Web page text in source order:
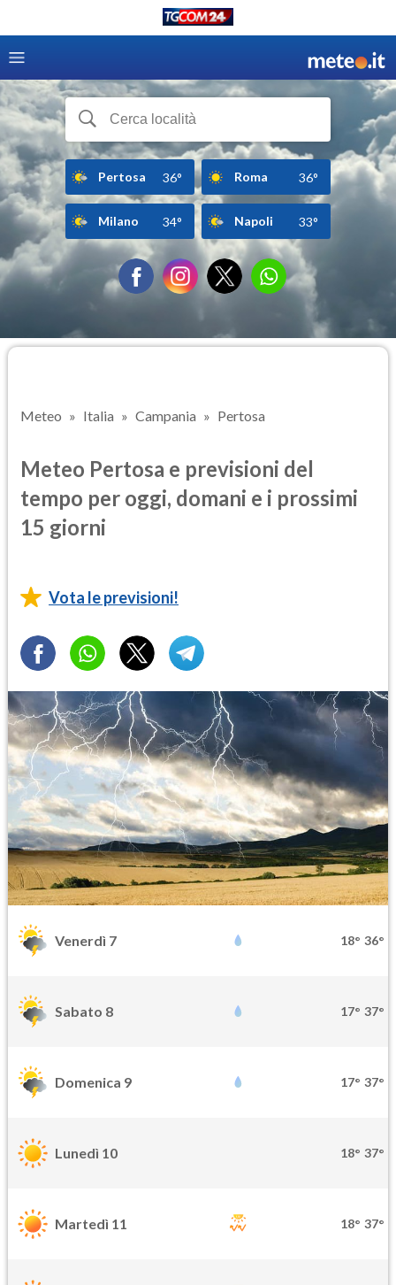
Pertosa 36° Roma 36°
Milano 34° Napoli 33°
Meteo Italia Campania Pertosa
Meteo Pertosa e previsioni del
tempo per oggi, domani e i prossimi
15 giorni
Vota le previsioni!
Venerdì 7 18° 36°
Sabato 8 17° 37°
Domenica 9 17° 37°
Lunedì 10 18° 37°
Martedì 11 18° 37°